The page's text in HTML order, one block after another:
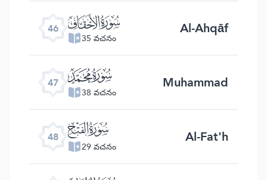
46 ﯛ
35 వచనం Al-Ahqāf
47 ﯜ
38 వచనం Muhammad
48 ﯝ
29 వచనం Al-Fat'h